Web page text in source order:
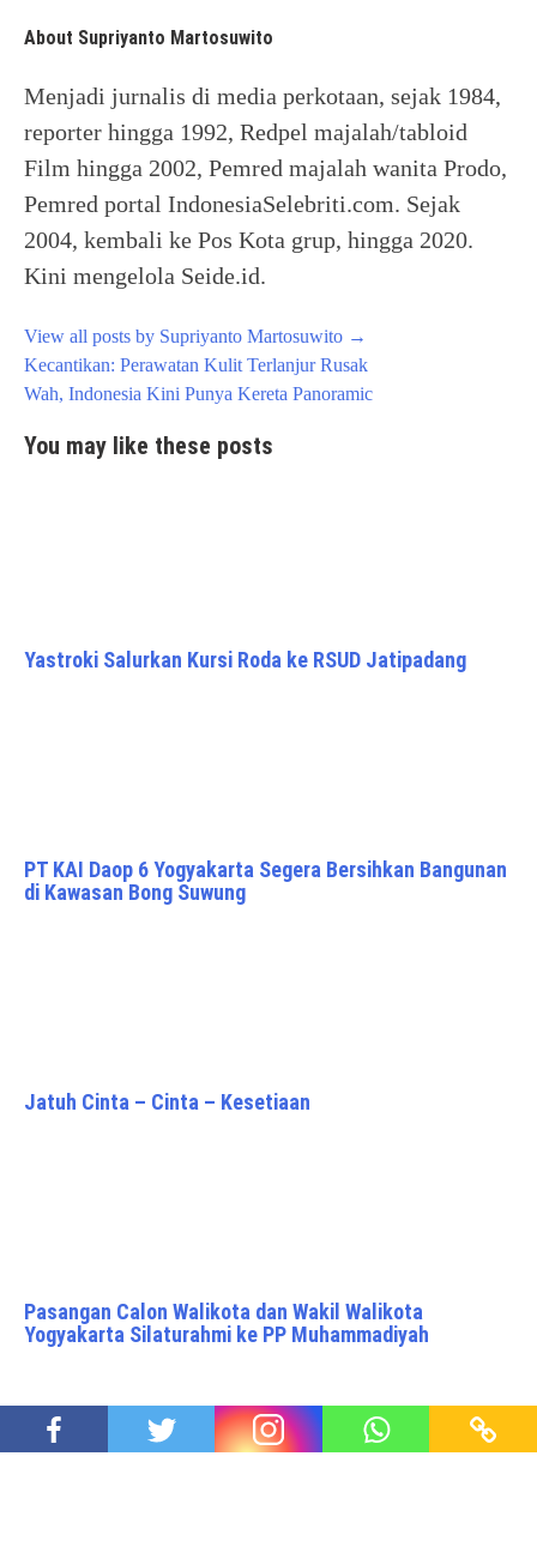
About Supriyanto Martosuwito
Menjadi jurnalis di media perkotaan, sejak 1984,
reporter hingga 1992, Redpel majalah/tabloid
Film hingga 2002, Pemred majalah wanita Prodo,
Pemred portal IndonesiaSelebriti.com. Sejak
2004, kembali ke Pos Kota grup, hingga 2020.
Kini mengelola Seide.id.
View all posts by Supriyanto Martosuwito →
Post
navigation
Kecantikan: Perawatan Kulit Terlanjur Rusak
Wah, Indonesia Kini Punya Kereta Panoramic
You may like these posts
Yastroki Salurkan Kursi Roda ke RSUD Jatipadang
PT KAI Daop 6 Yogyakarta Segera Bersihkan Bangunan
di Kawasan Bong Suwung
Jatuh Cinta – Cinta – Kesetiaan
Pasangan Calon Walikota dan Wakil Walikota
Yogyakarta Silaturahmi ke PP Muhammadiyah